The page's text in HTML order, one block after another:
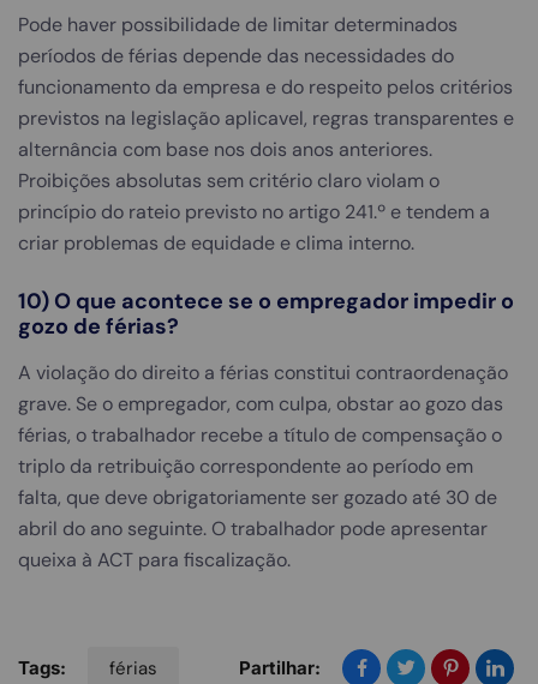
Pode haver possibilidade de limitar determinados
períodos de férias depende das necessidades do
funcionamento da empresa e do respeito pelos critérios
previstos na legislação aplicavel, regras transparentes e
alternância com base nos dois anos anteriores.
Proibições absolutas sem critério claro violam o
princípio do rateio previsto no artigo 241.º e tendem a
criar problemas de equidade e clima interno.
10) O que acontece se o empregador impedir o
gozo de férias?
A violação do direito a férias constitui contraordenação
grave. Se o empregador, com culpa, obstar ao gozo das
férias, o trabalhador recebe a título de compensação o
triplo da retribuição correspondente ao período em
falta, que deve obrigatoriamente ser gozado até 30 de
abril do ano seguinte. O trabalhador pode apresentar
queixa à ACT para fiscalização.
Tags: férias Partilhar: